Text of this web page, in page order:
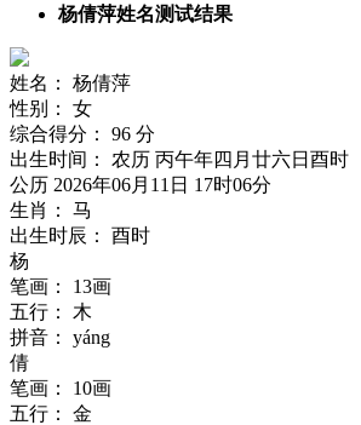
杨倩萍姓名测试结果
姓名：
杨倩萍
性别：
女
综合得分：
96 分
出生时间：
农历 丙午年四月廿六日酉时
公历 2026年06月11日 17时06分
生肖：
马
出生时辰：
酉时
杨
笔画：
13画
五行：
木
拼音：
yáng
倩
笔画：
10画
五行：
金